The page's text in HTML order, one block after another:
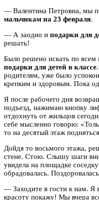
— Валентина Петровна, мы
мальчикам на 23 февраля.
— А заодно и подарки для
решать!
Было решено искать по
подарки для детей в классе
родителям, уже было
крепким и здоровым. Пока
Я после рабочего дня
подъезд, нажимаю кнопку
отдохнуть от жильцов
себе мысленно говорю:
то на десятый этаж
Дойдя то восьмого этажа,
стене. Стою. Слышу шаги
увидела на площадке
обрадовалась.
— Заходите в гости к нам. Я
красоту покажу! Мы вчера